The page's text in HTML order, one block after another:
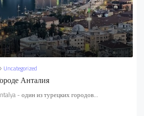
Uncategorized
Анталия
- один из турецких городов...